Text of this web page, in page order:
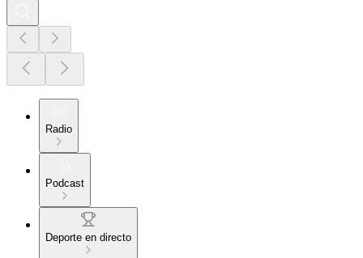
Radio
Podcast
Deporte en directo